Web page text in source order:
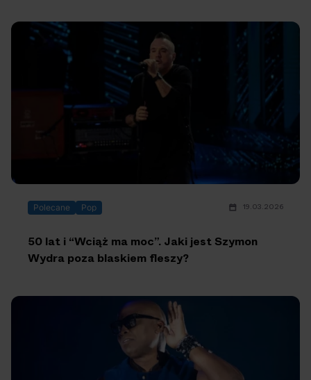
Polecane Pop 19.03.2026
50 lat i “Wciąż ma moc”. Jaki jest Szymon
Wydra poza blaskiem fleszy?